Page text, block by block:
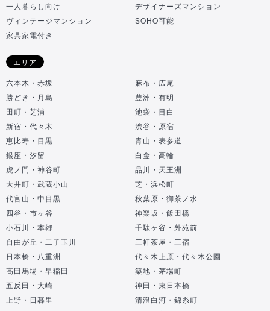
一人暮らし向け
デザイナーズマンション
ヴィンテージマンション
SOHO可能
家具家電付き
エリア
六本木・赤坂
麻布・広尾
勝どき・月島
豊洲・有明
田町・芝浦
池袋・目白
新宿・代々木
渋谷・原宿
恵比寿・目黒
青山・表参道
銀座・汐留
白金・高輪
虎ノ門・神谷町
品川・天王洲
大井町・武蔵小山
芝・浜松町
代官山・中目黒
秋葉原・御茶ノ水
四谷・市ヶ谷
神楽坂・飯田橋
小石川・本郷
千駄ヶ谷・外苑前
自由が丘・二子玉川
三軒茶屋・三宿
日本橋・八重洲
代々木上原・代々木公園
高田馬場・早稲田
築地・茅場町
五反田・大崎
神田・東日本橋
上野・日暮里
清澄白河・錦糸町